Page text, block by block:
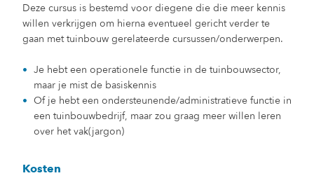
Deze cursus is bestemd voor diegene die die meer kennis
willen verkrijgen om hierna eventueel gericht verder te
gaan met tuinbouw gerelateerde cursussen/onderwerpen.
Je hebt een operationele functie in de tuinbouwsector,
maar je mist de basiskennis
Of je hebt een ondersteunende/administratieve functie in
een tuinbouwbedrijf, maar zou graag meer willen leren
over het vak(jargon)
Kosten